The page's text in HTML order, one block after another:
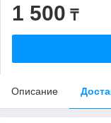
1 500 ₸
Описание